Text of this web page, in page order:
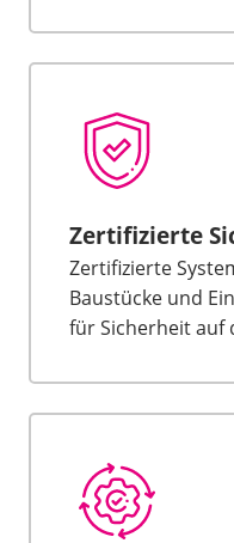
Zertifizierte
Zertifizierte
Baustücke und
für Sicherheit auf